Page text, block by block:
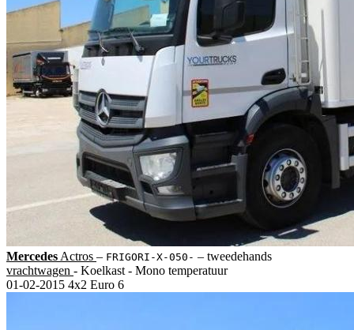
Mercedes Actros ‒ FRIGORI-X-050- ‒ tweedehands
vrachtwagen - Koelkast - Mono temperatuur
01-02-2015 4x2 Euro 6